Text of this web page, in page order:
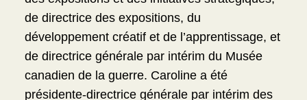
de directrice des expositions, du
développement créatif et de l’apprentissage, et
de directrice générale par intérim du Musée
canadien de la guerre. Caroline a été
présidente-directrice générale par intérim des